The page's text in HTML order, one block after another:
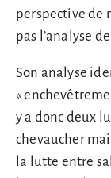
perspective de
pas l’analyse
Son analyse
«
y a donc deux
chevaucher
la lutte entre